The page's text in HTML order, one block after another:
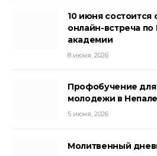
10 июня состоится
онлайн-встреча по
академии
8 июня, 2026
Профобучение для
молодежи в Непале
5 июня, 2026
Молитвенный